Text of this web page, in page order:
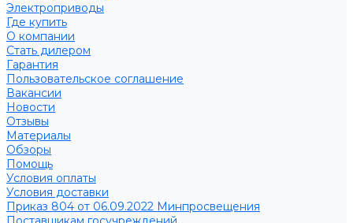
Электроприводы
Где купить
О компании
Стать дилером
Гарантия
Пользовательское соглашение
Вакансии
Новости
Отзывы
Материалы
Обзоры
Помощь
Условия оплаты
Условия доставки
Приказ 804 от 06.09.2022 Минпросвещения